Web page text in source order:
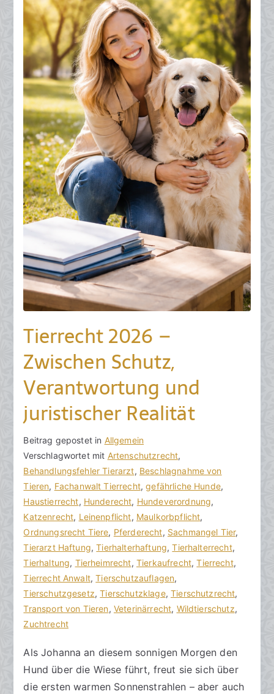
Tierrecht 2026 –
Zwischen Schutz,
Verantwortung und
juristischer Realität
V
o
n
h
o
r
a
k
R
e
c
h
t
a
n
w
B
e
i
t
r
a
g
v
e
r
ö
f
f
n
t
l
Beitrag gepostet in Allgemein
Verschlagwortet mit Artenschutzrecht,
Behandlungsfehler Tierarzt, Beschlagnahme von
Tieren, Fachanwalt Tierrecht,gefährliche Hunde,
Haustierrecht, Hunderecht, Hundeverordnung,
Katzenrecht, Leinenpflicht, Maulkorbpflicht,
Ordnungsrecht Tiere, Pferderecht, Sachmangel Tier,
Tierarzt Haftung,Tierhalterhaftung,Tierhalterrecht,
Tierhaltung, Tierheimrecht, Tierkaufrecht,Tierrecht,
Tierrecht Anwalt,Tierschutzauflagen,
Tierschutzgesetz,Tierschutzklage,Tierschutzrecht,
Transport von Tieren, Veterinärrecht, Wildtierschutz,
Zuchtrecht
K
e
i
n
e
K
o
m
m
e
n
t
a
e
zu
Tierrecht
Als Johanna an diesem sonnigen Morgen den
Hund über die Wiese führt, freut sie sich über
die ersten warmen Sonnenstrahlen – aber auch